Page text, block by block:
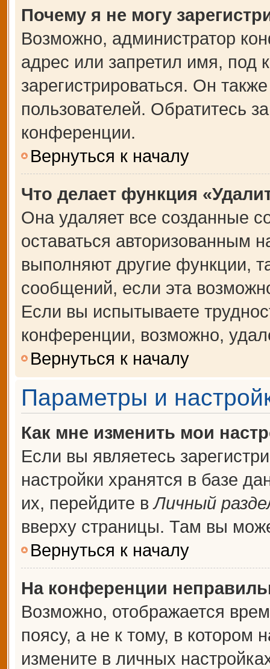
Почему я не могу
Возможно, администратор
адрес или запретил имя, под
зарегистрироваться. Он
пользователей. Обратитесь
конференции.
Вернуться к началу
Что делает функция
Она удаляет все созданные
оставаться авторизованным
выполняют другие функции,
сообщений, если эта
Если вы испытываете
конференции, возможно,
Вернуться к началу
Параметры и
Как мне изменить мои
Если вы являетесь
настройки хранятся в базе
их, перейдите вЛичный
вверху страницы. Там вы
Вернуться к началу
На конференции
Возможно, отображается
поясу, а не к тому, в котором
измените в личных